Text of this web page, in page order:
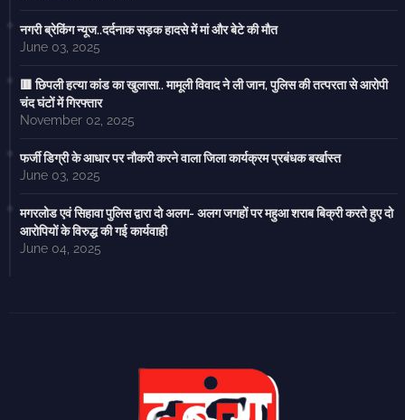
नगरी ब्रेकिंग न्यूज..दर्दनाक सड़क हादसे में मां और बेटे की मौत
June 03, 2025
🟥 छिपली हत्या कांड का खुलासा.. मामूली विवाद ने ली जान, पुलिस की तत्परता से आरोपी
चंद घंटों में गिरफ्तार
November 02, 2025
फर्जी डिग्री के आधार पर नौकरी करने वाला जिला कार्यक्रम प्रबंधक बर्खास्त
June 03, 2025
मगरलोड एवं सिहावा पुलिस द्वारा दो अलग- अलग जगहों पर महुआ शराब बिक्री करते हुए दो
आरोपियों के विरुद्ध की गई कार्यवाही
June 04, 2025